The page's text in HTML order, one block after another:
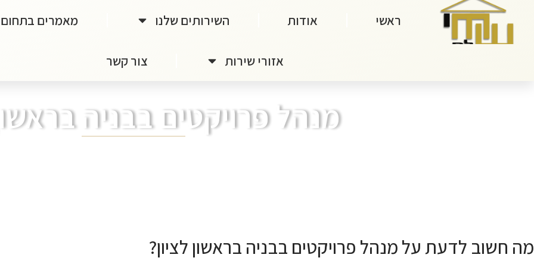
ראשי אודות השירותים שלנו מאמרים בתחום
אזורי שירות צור קשר
מנהל פרויקטים בבניה
מה חשוב לדעת על מנהל פרויקטים בבניה בראשון לציון?